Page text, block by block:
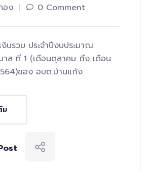
อง 0 Comment
งินรวม ประจำปีงบประมาณ
าส ที่ 1 (เดือนตุลาคม ถึง เดือน
ของ อบต.บ้านแก้ง
ม